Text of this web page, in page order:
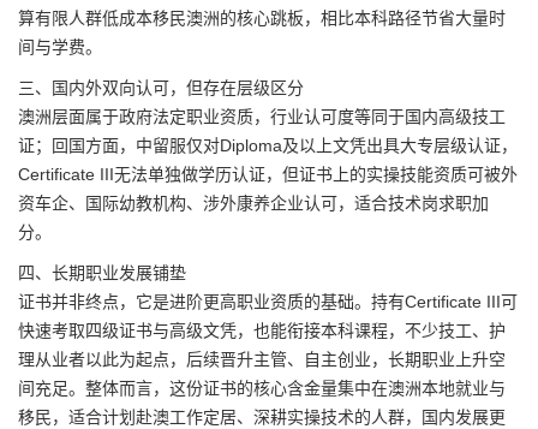
算有限人群低成本移民澳洲的核心跳板，相比本科路径节省大量时
间与学费。
三、国内外双向认可，但存在层级区分
澳洲层面属于政府法定职业资质，行业认可度等同于国内高级技工
证；回国方面，中留服仅对Diploma及以上文凭出具大专层级认证，
Certificate III无法单独做学历认证，但证书上的实操技能资质可被外
资车企、国际幼教机构、涉外康养企业认可，适合技术岗求职加
分。
四、长期职业发展铺垫
证书并非终点，它是进阶更高职业资质的基础。持有Certificate III可
快速考取四级证书与高级文凭，也能衔接本科课程，不少技工、护
理从业者以此为起点，后续晋升主管、自主创业，长期职业上升空
间充足。整体而言，这份证书的核心含金量集中在澳洲本地就业与
移民，适合计划赴澳工作定居、深耕实操技术的人群，国内发展更